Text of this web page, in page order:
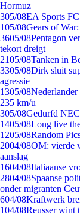
Hormuz
305/08EA Sports
105/08Gears of
3605/08Pentagon
tekort dreigt
2105/08Tanken in
3305/08Dirk sluit
agressie
1305/08
235 km/u
305/08Gedurfd
1405/08Long live
1205/08Random
2004/08OM: vierde
aanslag
1604/08Italiaanse
2804/08Spaanse
onder migranten
604/08Kraftwerk
104/08Reusser wint